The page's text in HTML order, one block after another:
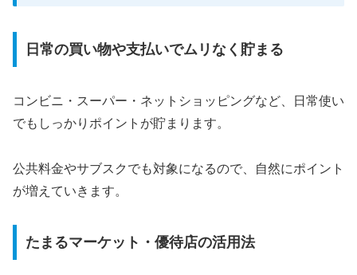
日常の買い物や支払いでムリなく貯まる
コンビニ・スーパー・ネットショッピングなど、日常使い
でもしっかりポイントが貯まります。
公共料金やサブスクでも対象になるので、自然にポイント
が増えていきます。
たまるマーケット・優待店の活用法